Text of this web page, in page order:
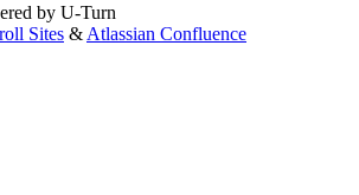
by U-Turn
Sites & Atlassian Confluence